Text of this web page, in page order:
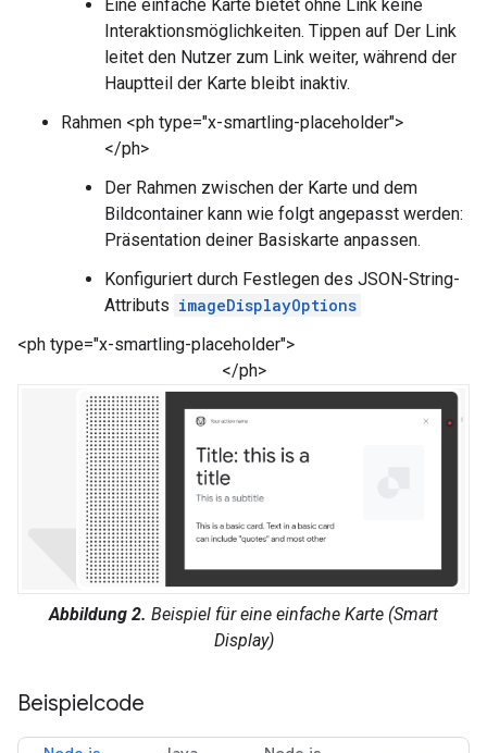
Eine einfache Karte bietet ohne Link keine
Interaktionsmöglichkeiten. Tippen auf Der Link
leitet den Nutzer zum Link weiter, während der
Hauptteil der Karte bleibt inaktiv.
Rahmen <ph type="x-smartling-placeholder">
</ph>
Der Rahmen zwischen der Karte und dem
Bildcontainer kann wie folgt angepasst werden:
Präsentation deiner Basiskarte anpassen.
Konfiguriert durch Festlegen des JSON-String-
Attributs imageDisplayOptions
<ph type="x-smartling-placeholder">
</ph>
Abbildung 2. Beispiel für eine einfache Karte (Smart
Display)
Beispielcode